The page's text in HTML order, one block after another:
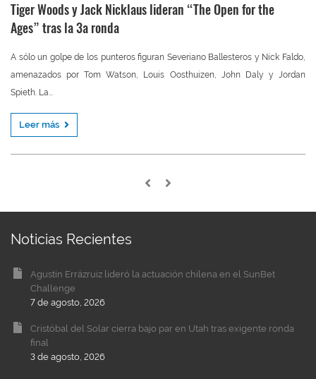
Tiger Woods y Jack Nicklaus lideran “The Open for the
Ages” tras la 3a ronda
A sólo un golpe de los punteros figuran Severiano Ballesteros y Nick Faldo,
amenazados por Tom Watson, Louis Oosthuizen, John Daly y Jordan
Spieth. La...
Leer más
Noticias Recientes
Agustín Errázruiz lideró la actuación chilena en el SunBet
Challenge
7 de agosto, 2026
Cristóbal del Solar cierra bajo par en Utah tras exigente ronda
final
3 de agosto, 2026